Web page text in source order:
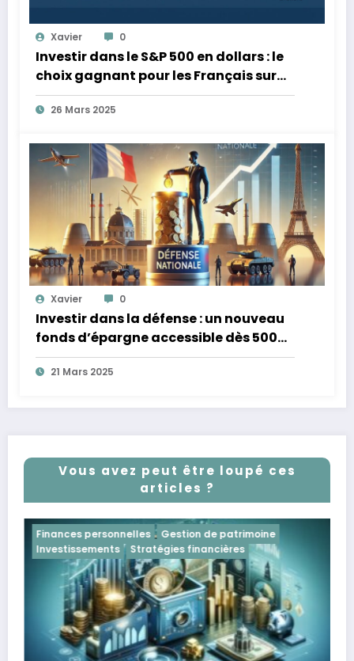
Xavier 0
Investir dans le S&P 500 en dollars : le
choix gagnant pour les Français sur
IBKR
26 Mars 2025
Xavier 0
Investir dans la défense : un nouveau
fonds d’épargne accessible dès 500
euros
21 Mars 2025
Vous avez peut être loupé ces
articles ?
Investissements